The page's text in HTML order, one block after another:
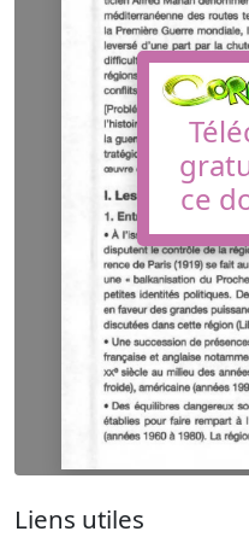
ce
Liens utiles